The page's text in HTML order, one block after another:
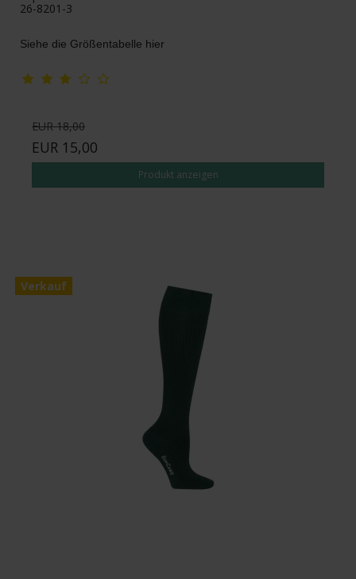
26-8201-3
Siehe die Größentabelle hier
EUR 18,00
EUR 15,00
Produkt anzeigen
Verkauf